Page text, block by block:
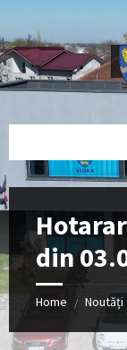
content
left
sidebar
right
sidebar
footer
din
Home / Noutăți